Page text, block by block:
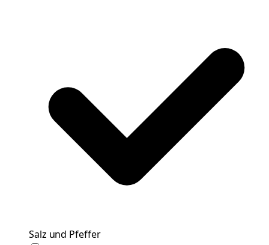
Salz und Pfeffer